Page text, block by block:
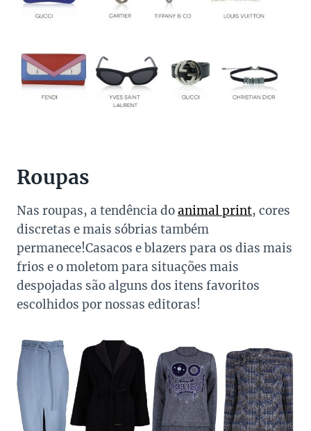
Roupas
Nas roupas, a tendência doanimal print, cores
discretas e mais sóbrias também
permanece!Casacos e blazers para os dias mais
frios e o moletom para situações mais
despojadas são alguns dos itens favoritos
escolhidos por nossas editoras!